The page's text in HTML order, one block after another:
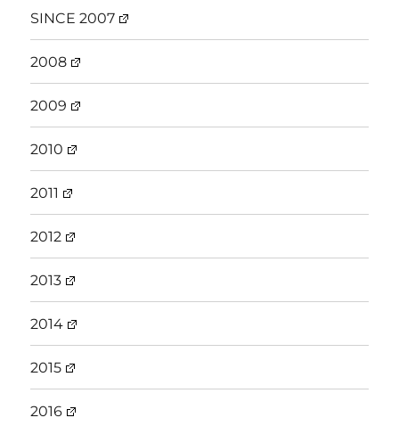
SINCE 2007
2008
2009
2010
2011
2012
2013
2014
2015
2016